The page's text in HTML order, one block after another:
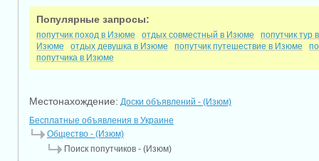
Популярные запросы:
попутчик поход в Изюме отдых совместный в Изюме
попутчик тур
Изюме
отдых девушка в Изюме попутчик путешествие в Изюме
попутчика в Изюме
Местонахождение: Доски объявлений - (Изюм)
Бесплатные объявления в Украине
Общество - (Изюм)
Поиск попутчиков - (Изюм)